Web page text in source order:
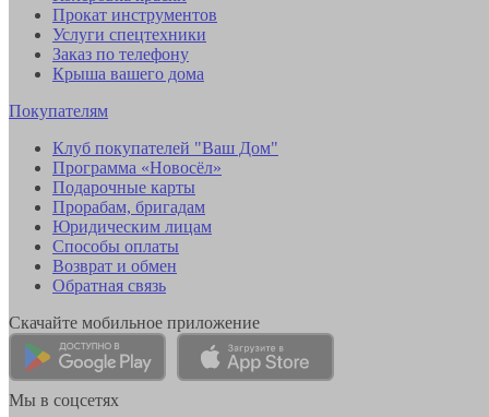
Прокат инструментов
Услуги спецтехники
Заказ по телефону
Крыша вашего дома
Покупателям
Клуб покупателей "Ваш Дом"
Программа «Новосёл»
Подарочные карты
Прорабам, бригадам
Юридическим лицам
Способы оплаты
Возврат и обмен
Обратная связь
Скачайте мобильное приложение
Мы в соцсетях